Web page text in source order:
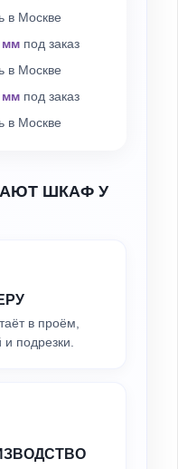
в Москве
мм под заказ
в Москве
мм под заказ
в Москве
ШКАФ У
в проём,
подрезки.